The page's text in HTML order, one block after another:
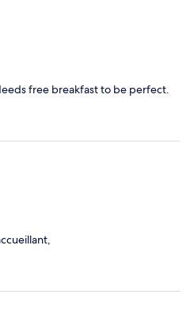
free breakfast to be perfect.